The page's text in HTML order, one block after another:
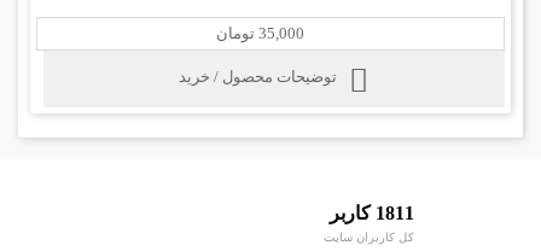
35,000 تومان
توضیحات محصول / خرید
1811 کاربر
کل کاربران سایت